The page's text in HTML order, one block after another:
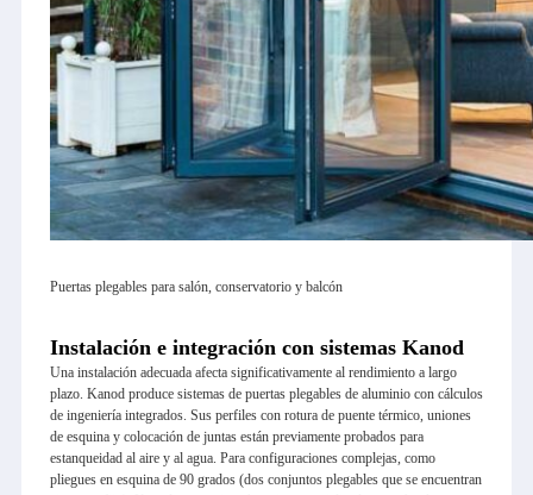
Puertas plegables para salón, conservatorio y balcón
Instalación e integración con sistemas Kanod
Una instalación adecuada afecta significativamente al rendimiento a largo
plazo. Kanod produce sistemas de puertas plegables de aluminio con cálculos
de ingeniería integrados. Sus perfiles con rotura de puente térmico, uniones
de esquina y colocación de juntas están previamente probados para
estanqueidad al aire y al agua. Para configuraciones complejas, como
pliegues en esquina de 90 grados (dos conjuntos plegables que se encuentran